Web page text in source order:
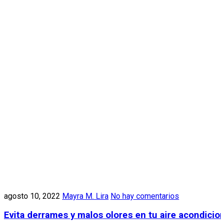
agosto 10, 2022 Mayra M. Lira No hay comentarios
Evita derrames y malos olores en tu aire